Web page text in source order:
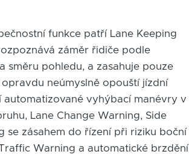
funkce patří Lane Keeping
záměr řidiče podle
směru pohledu, a zasahuje pouze
neúmyslně opouští jízdní
automatizované vyhýbací manévry v
Lane Change Warning, Side
se zásahem do řízení při riziku boční
Warning a automatické brzdění